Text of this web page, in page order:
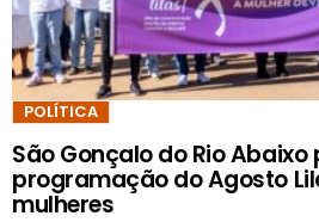
POLÍTICA
São Gonçalo do Rio Abaixo
programação do Agosto
mulheres